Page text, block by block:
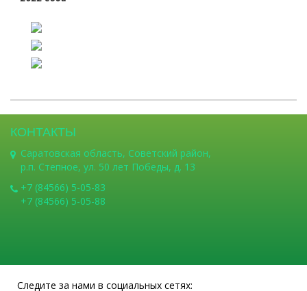
КОНТАКТЫ
Саратовская область, Советский район,
р.п. Степное, ул. 50 лет Победы, д. 13
+7 (84566) 5-05-83
+7 (84566) 5-05-88
Следите за нами в социальных сетях: